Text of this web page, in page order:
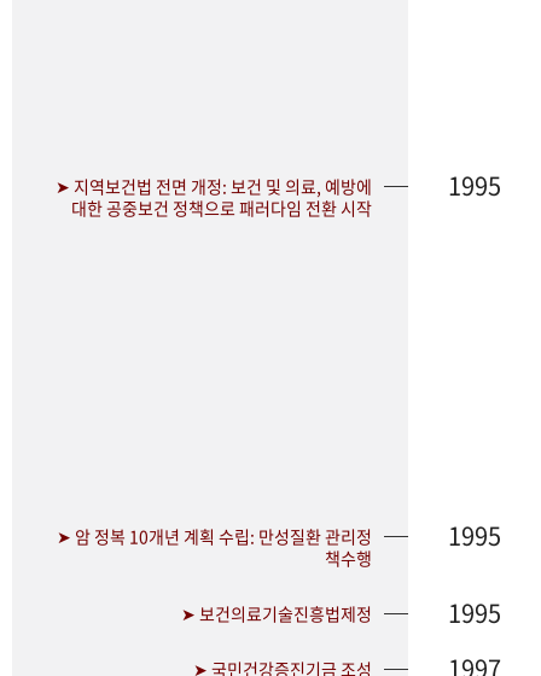
➤ 지역보건법 전면 개정: 보건 및 의료, 예방에
대한 공중보건 정책으로 패러다임 전환 시작
1995
➤ 암 정복 10개년 계획 수립: 만성질환 관리정
책수행
1995
➤ 보건의료기술진흥법제정 1995
➤ 국민건강증진기금 조성 1997